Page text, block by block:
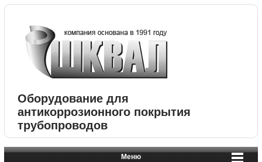
Оборудование для
антикоррозионного покрытия
трубопроводов
Меню